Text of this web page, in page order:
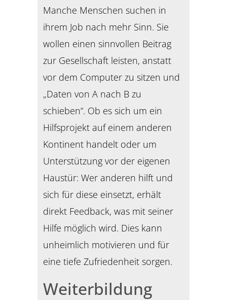
Manche Menschen suchen in
ihrem Job nach mehr Sinn. Sie
wollen einen sinnvollen Beitrag
zur Gesellschaft leisten, anstatt
vor dem Computer zu sitzen und
„Daten von A nach B zu
schieben“. Ob es sich um ein
Hilfsprojekt auf einem anderen
Kontinent handelt oder um
Unterstützung vor der eigenen
Haustür: Wer anderen hilft und
sich für diese einsetzt, erhält
direkt Feedback, was mit seiner
Hilfe möglich wird. Dies kann
unheimlich motivieren und für
eine tiefe Zufriedenheit sorgen.
Weiterbildung